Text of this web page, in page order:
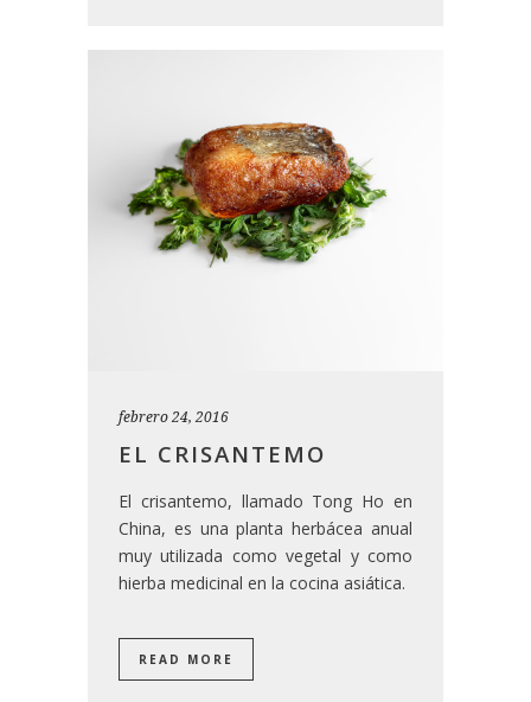
febrero 24, 2016
EL CRISANTEMO
El crisantemo, llamado Tong Ho en
China, es una planta herbácea anual
muy utilizada como vegetal y como
hierba medicinal en la cocina asiática.
READ MORE